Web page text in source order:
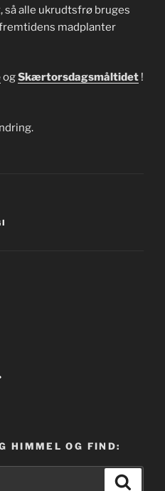
så alle ukrudtsfrø bruges
madplanter
ogSkærtorsdagsmåltidet !
HIMMEL OG FIND: